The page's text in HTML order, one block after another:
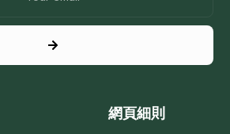
網頁細則